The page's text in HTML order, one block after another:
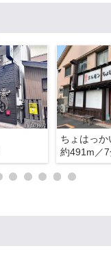
ちょはっか
約491m／